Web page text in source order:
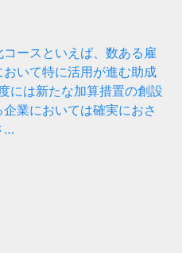
ースといえば、数ある雇
いて特に活用が進む助成
には新たな加算措置の創設
業においては確実におさ
…